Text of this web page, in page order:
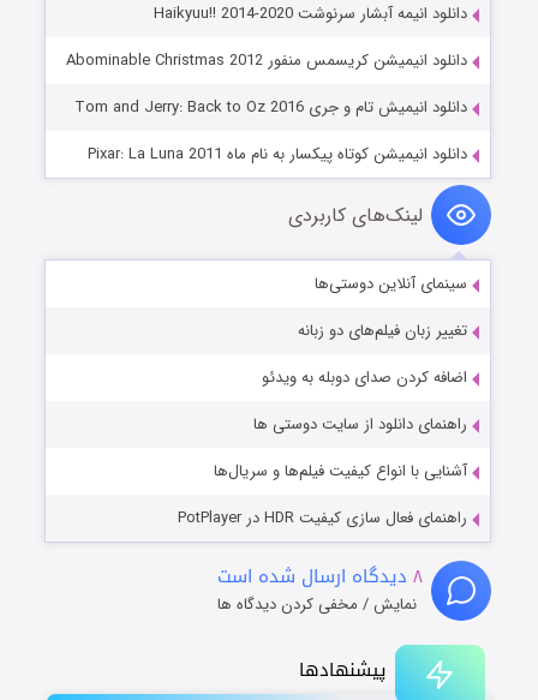
پیشنهادها
دانلود انیمه آبشار سرنوشت Haikyuu!! 2014-2020
دانلود انیمیشن کریسمس منفور Abominable Christmas 2012
دانلود انیمیش تام و جری Tom and Jerry: Back to Oz 2016
دانلود انیمیشن کوتاه پیکسار به نام ماه Pixar: La Luna 2011
لینک‌های کاربردی
سینمای آنلاین دوستی‌ها
تغییر زبان فیلم‌های دو زبانه
اضافه کردن صدای دوبله به ویدئو
راهنمای دانلود از سایت دوستی ها
آشنایی با انواع کیفیت فیلم‌ها و سریال‌ها
راهنمای فعال سازی کیفیت HDR در PotPlayer
۸ دیدگاه ارسال شده است
نمایش / مخفی کردن دیدگاه ها